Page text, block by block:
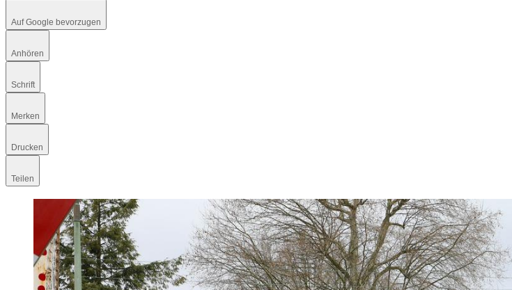
Auf Google bevorzugen
Anhören
Schrift
Merken
Drucken
Teilen